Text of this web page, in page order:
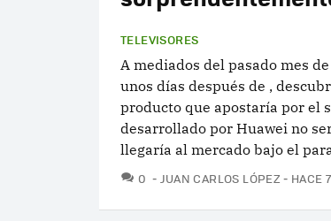
TELEVISORES
A mediados del pasado mes
unos días después de ,
producto que apostaría por el
desarrollado por Huawei no
llegaría al mercado bajo el
0 COMENTARIOS
JUAN CARLOS LÓPEZ HACE